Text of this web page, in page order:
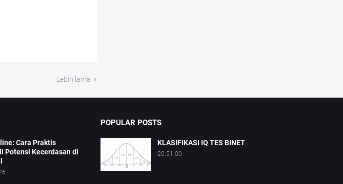
Lebih lama
Cara Praktis
Potensi Kecerdasan di
POPULAR POSTS
KLASIFIKASI IQ TES BINET
20.51.00